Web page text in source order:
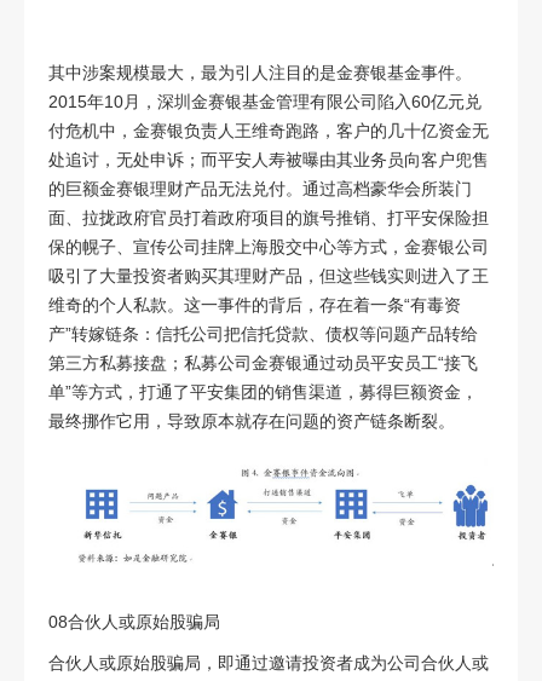
其中涉案规模最大，最为引人注目的是金赛银基金事件。
2015年10月，深圳金赛银基金管理有限公司陷入60亿元兑
付危机中，金赛银负责人王维奇跑路，客户的几十亿资金无
处追讨，无处申诉；而平安人寿被曝由其业务员向客户兜售
的巨额金赛银理财产品无法兑付。通过高档豪华会所装门
面、拉拢政府官员打着政府项目的旗号推销、打平安保险担
保的幌子、宣传公司挂牌上海股交中心等方式，金赛银公司
吸引了大量投资者购买其理财产品，但这些钱实则进入了王
维奇的个人私款。这一事件的背后，存在着一条“有毒资
产”转嫁链条：信托公司把信托贷款、债权等问题产品转给
第三方私募接盘；私募公司金赛银通过动员平安员工“接飞
单”等方式，打通了平安集团的销售渠道，募得巨额资金，
最终挪作它用，导致原本就存在问题的资产链条断裂。
08合伙人或原始股骗局
合伙人或原始股骗局，即通过邀请投资者成为公司合伙人或